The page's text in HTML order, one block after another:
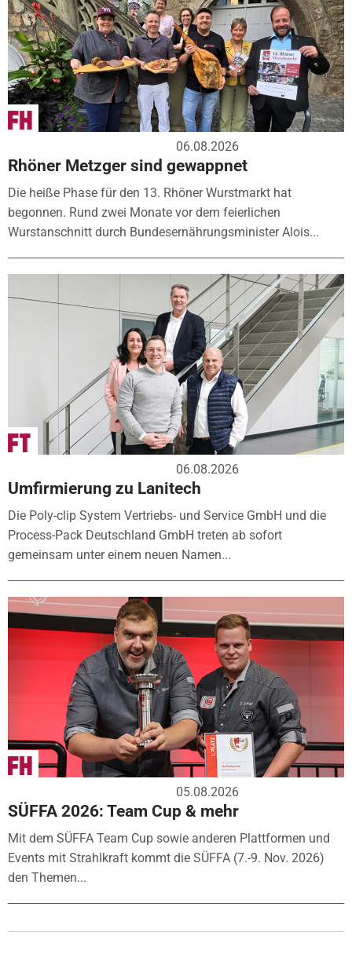
06.08.2026
Rhöner Metzger sind gewappnet
Die heiße Phase für den 13. Rhöner Wurstmarkt hat
begonnen. Rund zwei Monate vor dem feierlichen
Wurstanschnitt durch Bundesernährungsminister Alois...
06.08.2026
Umfirmierung zu Lanitech
Die Poly-clip System Vertriebs- und Service GmbH und die
Process-Pack Deutschland GmbH treten ab sofort
gemeinsam unter einem neuen Namen...
05.08.2026
SÜFFA 2026: Team Cup & mehr
Mit dem SÜFFA Team Cup sowie anderen Plattformen und
Events mit Strahlkraft kommt die SÜFFA (7.-9. Nov. 2026)
den Themen...